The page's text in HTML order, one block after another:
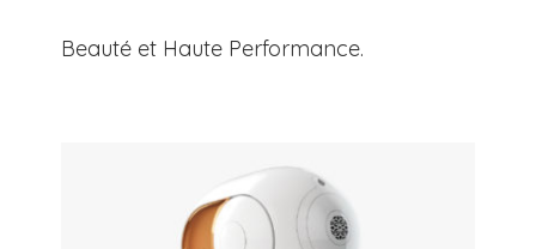
Beauté et Haute Performance.